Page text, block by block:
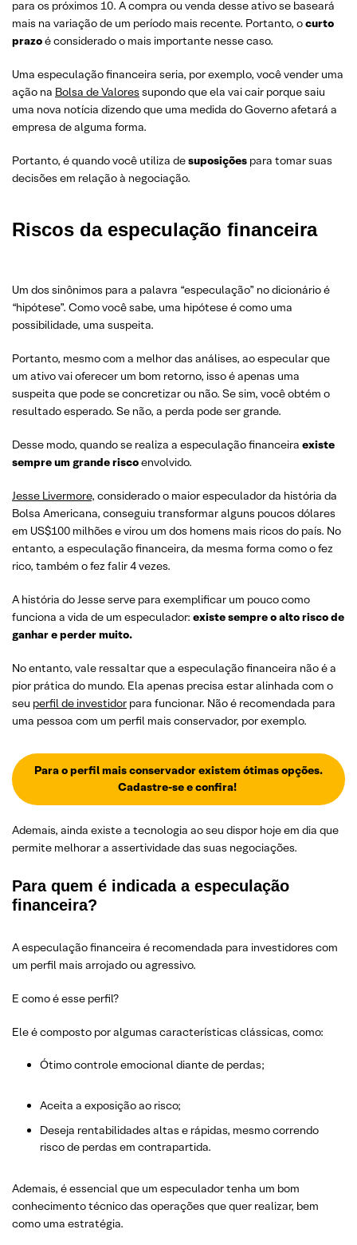
para os próximos 10. A compra ou venda desse ativo se baseará
mais na variação de um período mais recente. Portanto, ocurto
prazoé considerado o mais importante nesse caso.
Uma especulação financeira seria, por exemplo, você vender uma
ação na Bolsa de Valores supondo que ela vai cair porque saiu
uma nova notícia dizendo que uma medida do Governo afetará a
empresa de alguma forma.
Portanto, é quando você utiliza desuposições para tomar suas
decisões em relação à negociação.
Riscos da especulação financeira
Um dos sinônimos para a palavra “especulação” no dicionário é
“hipótese”. Como você sabe, uma hipótese é como uma
possibilidade, uma suspeita.
Portanto, mesmo com a melhor das análises, ao especular que
um ativo vai oferecer um bom retorno, isso é apenas uma
suspeita que pode se concretizar ou não. Se sim, você obtém o
resultado esperado. Se não, a perda pode ser grande.
Desse modo, quando se realiza a especulação financeira existe
sempre um grande riscoenvolvido.
Jesse Livermore, considerado o maior especulador da história da
Bolsa Americana, conseguiu transformar alguns poucos dólares
em US$100 milhões e virou um dos homens mais ricos do país. No
entanto, a especulação financeira, da mesma forma como o fez
rico, também o fez falir 4 vezes.
A história do Jesse serve para exemplificar um pouco como
funciona a vida de um especulador: existe sempre o alto risco de
ganhar e perder muito.
No entanto, vale ressaltar que a especulação financeira não é a
pior prática do mundo. Ela apenas precisa estar alinhada com o
seu perfil de investidor para funcionar. Não é recomendada para
uma pessoa com um perfil mais conservador, por exemplo.
Para o perfil mais conservador existem ótimas opções.
Cadastre-se e confira!
Ademais, ainda existe a tecnologia ao seu dispor hoje em dia que
permite melhorar a assertividade das suas negociações.
Para quem é indicada a especulação
financeira?
A especulação financeira é recomendada para investidores com
um perfil mais arrojado ou agressivo.
E como é esse perfil?
Ele é composto por algumas características clássicas, como:
Ótimo controle emocional diante de perdas;
Aceita a exposição ao risco;
Deseja rentabilidades altas e rápidas, mesmo correndo
risco de perdas em contrapartida.
Ademais, é essencial que um especulador tenha um bom
conhecimento técnico das operações que quer realizar, bem
como uma estratégia.